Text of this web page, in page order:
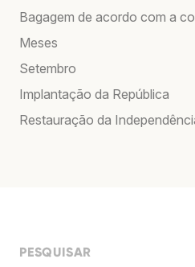
Bagagem de acordo com a
Meses
Setembro
Implantação da República
Restauração da
PESQUISAR